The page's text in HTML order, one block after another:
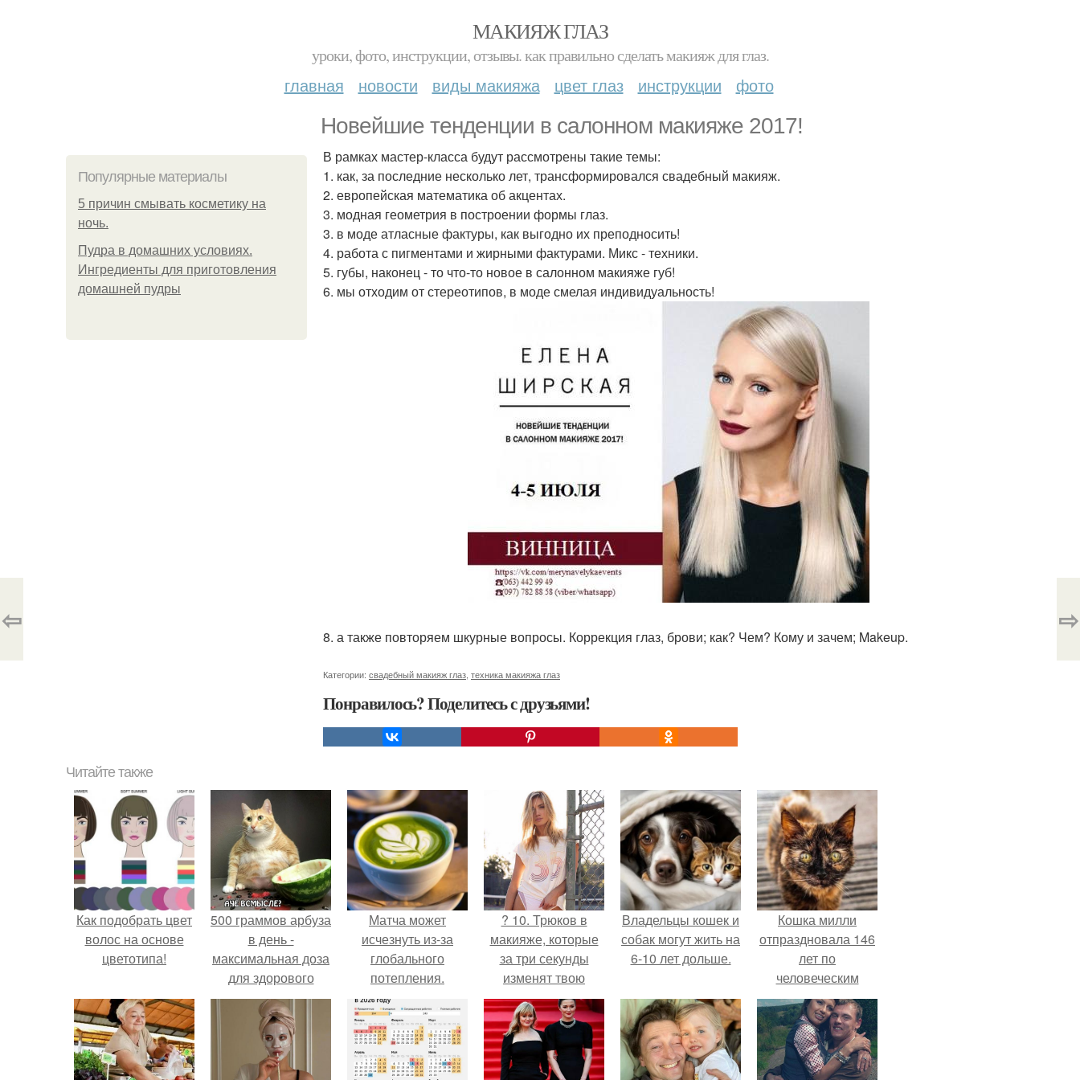
МАКИЯЖ ГЛАЗ
уроки, фото, инструкции, отзывы. как правильно сделать макияж для глаз.
главная новости виды макияжа цвет глаз инструкции фото
Новейшие тенденции в салонном макияже 2017!
Популярные материалы
5 причин смывать косметику на
ночь.
Пудра в домашних условиях.
Ингредиенты для приготовления
домашней пудры
В рамках мастер-класса будут рассмотрены такие темы:
1. как, за последние несколько лет, трансформировался свадебный макияж.
2. европейская математика об акцентах.
3. модная геометрия в построении формы глаз.
3. в моде атласные фактуры, как выгодно их преподносить!
4. работа с пигментами и жирными фактурами. Микс - техники.
5. губы, наконец - то что-то новое в салонном макияже губ!
6. мы отходим от стереотипов, в моде смелая индивидуальность!
8. а также повторяем шкурные вопросы. Коррекция глаз, брови; как? Чем? Кому и зачем; Makeup.
Категории: свадебный макияж глаз техника макияжа глаз
Понравилось? Поделитесь с друзьями!
⇦ ⇨
Читайте также
Как подобрать цвет
волос на основе
цветотипа!
500 граммов арбуза
в день -
максимальная доза
для здорового
взрослого,
предупредили
врачи.
Матча может
исчезнуть из-за
глобального
потепления.
? 10. Трюков в
макияже, которые
за три секунды
изменят твою
жизнь?
Владельцы кошек и
собак могут жить на
6-10 лет дольше.
Кошка милли
отпраздновала 146
лет по
человеческим
Меркам и
претендует на
звание самой
старой в мире.